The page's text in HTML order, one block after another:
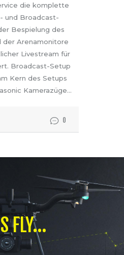
die komplette
und Broadcast-
Bespielung des
der Arenamonitore
Livestream für
Broadcast-Setup
Kern des Setups
Kamerazüge…
0
FLY...